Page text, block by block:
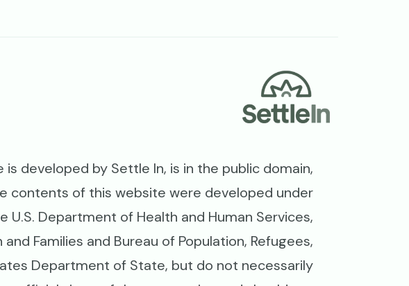
developed by Settle In, is in the public domain,
contents of this website were developed under
Department of Health and Human Services,
Families and Bureau of Population, Refugees,
Department of State, but do not necessarily